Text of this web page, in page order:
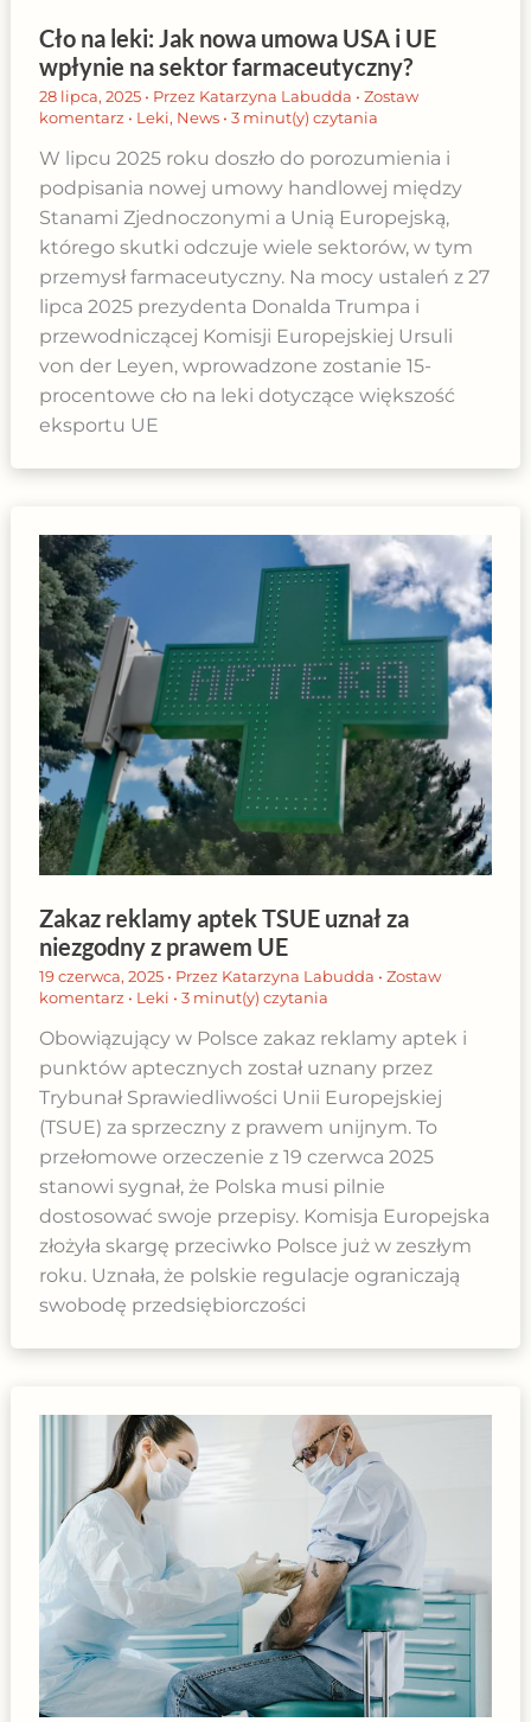
Cło na leki: Jak nowa umowa USA i UE
wpłynie na sektor farmaceutyczny?
28 lipca, 2025 • Przez Katarzyna Labudda • Zostaw
komentarz • Leki, News• 3 minut(y) czytania
W lipcu 2025 roku doszło do porozumienia i
podpisania nowej umowy handlowej między
Stanami Zjednoczonymi a Unią Europejską,
którego skutki odczuje wiele sektorów, w tym
przemysł farmaceutyczny. Na mocy ustaleń z 27
lipca 2025 prezydenta Donalda Trumpa i
przewodniczącej Komisji Europejskiej Ursuli
von der Leyen, wprowadzone zostanie 15-
procentowe cło na leki dotyczące większość
eksportu UE
Zakaz reklamy aptek TSUE uznał za
niezgodny z prawem UE
19 czerwca, 2025 • Przez Katarzyna Labudda • Zostaw
komentarz • Leki • 3 minut(y) czytania
Obowiązujący w Polsce zakaz reklamy aptek i
punktów aptecznych został uznany przez
Trybunał Sprawiedliwości Unii Europejskiej
(TSUE) za sprzeczny z prawem unijnym. To
przełomowe orzeczenie z 19 czerwca 2025
stanowi sygnał, że Polska musi pilnie
dostosować swoje przepisy. Komisja Europejska
złożyła skargę przeciwko Polsce już w zeszłym
roku. Uznała, że polskie regulacje ograniczają
swobodę przedsiębiorczości